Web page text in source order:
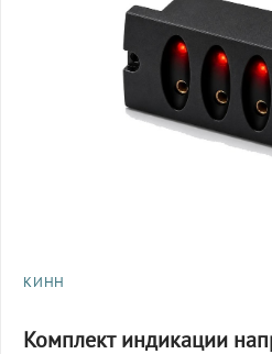
КИНН
Комплект индикации